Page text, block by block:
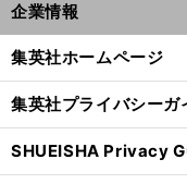
企業情報
集英社ホームページ
集英社プライバシーガ
SHUEISHA Privacy